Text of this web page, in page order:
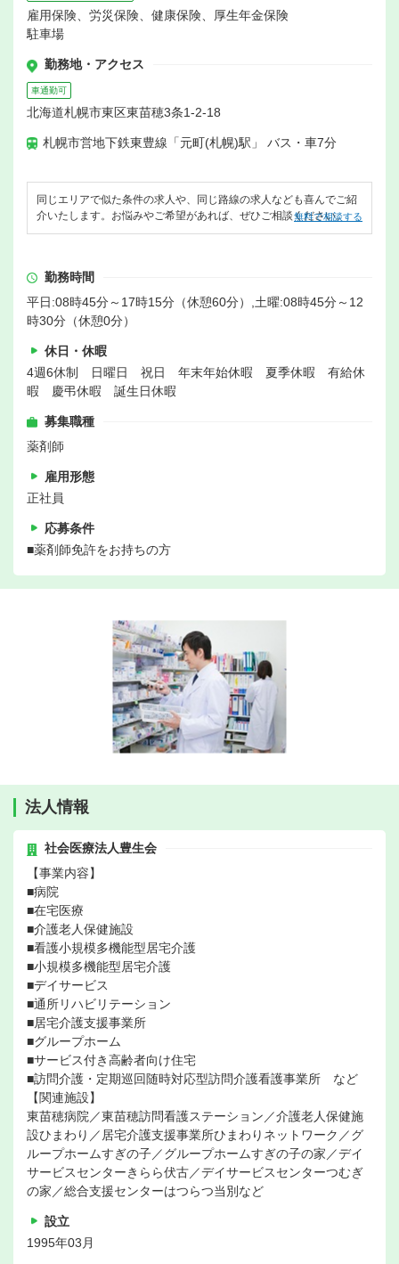
雇用保険、労災保険、健康保険、厚生年金保険
駐車場
勤務地・アクセス
車通勤可
北海道札幌市東区東苗穂3条1-2-18
札幌市営地下鉄東豊線「元町(札幌)駅」 バス・車7分
同じエリアで似た条件の求人や、同じ路線の求人なども喜んでご紹
介いたします。お悩みやご希望があれば、ぜひご相談ください。
無料で相談する
勤務時間
平日:08時45分～17時15分（休憩60分）,土曜:08時45分～12
時30分（休憩0分）
休日・休暇
4週6休制 日曜日 祝日 年末年始休暇 夏季休暇 有給休
暇 慶弔休暇 誕生日休暇
募集職種
薬剤師
雇用形態
正社員
応募条件
■薬剤師免許をお持ちの方
法人情報
社会医療法人豊生会
【事業内容】
■病院
■在宅医療
■介護老人保健施設
■看護小規模多機能型居宅介護
■小規模多機能型居宅介護
■デイサービス
■通所リハビリテーション
■居宅介護支援事業所
■グループホーム
■サービス付き高齢者向け住宅
■訪問介護・定期巡回随時対応型訪問介護看護事業所 など
【関連施設】
東苗穂病院／東苗穂訪問看護ステーション／介護老人保健施
設ひまわり／居宅介護支援事業所ひまわりネットワーク／グ
ループホームすぎの子／グループホームすぎの子の家／デイ
サービスセンターきらら伏古／デイサービスセンターつむぎ
の家／総合支援センターはつらつ当別など
設立
1995年03月